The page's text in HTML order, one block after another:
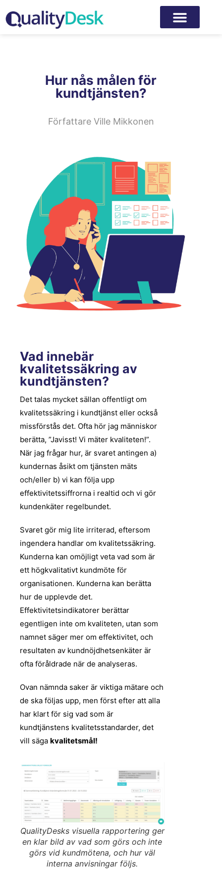
Hur nås målen för
kundtjänsten?
FörfattareVille Mikkonen
Vad innebär
kvalitetssäkring av
kundtjänsten?
Det talas mycket sällan offentligt om
kvalitetssäkring i kundtjänst eller också
missförstås det. Ofta hör jag människor
berätta, ”Javisst! Vi mäter kvaliteten!”.
När jag frågar hur, är svaret antingen a)
kundernas åsikt om tjänsten mäts
och/eller b) vi kan följa upp
effektivitetssiffrorna i realtid och vi gör
kundenkäter regelbundet.
Svaret gör mig lite irriterad, eftersom
ingendera handlar om kvalitetssäkring.
Kunderna kan omöjligt veta vad som är
ett högkvalitativt kundmöte för
organisationen. Kunderna kan berätta
hur de upplevde det.
Effektivitetsindikatorer berättar
egentligen inte om kvaliteten, utan som
namnet säger mer om effektivitet, och
resultaten av kundnöjdhetsenkäter är
ofta föråldrade när de analyseras.
Ovan nämnda saker är viktiga mätare och
de ska följas upp, men först efter att alla
har klart för sig vad som är
kundtjänstens kvalitetsstandarder, det
vill säga kvalitetsmål!
QualityDesks visuella rapportering ger
en klar bild av vad som görs och inte
görs vid kundmötena, och hur väl
interna anvisningar följs.